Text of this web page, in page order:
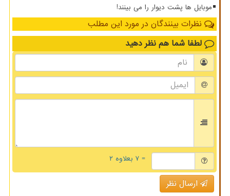
موبایل ها پشت دیوار را می بینند!
نظرات بینندگان در مورد این مطلب
لطفا شما هم نظر دهید
= ۷ بعلاوه ۲
ارسال نظر